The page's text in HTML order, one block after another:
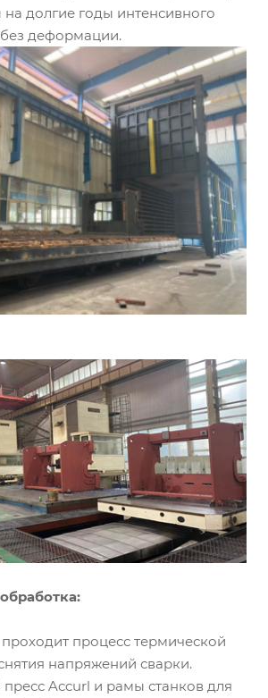
долгие годы интенсивного
деформации.
процесс термической
напряжений сварки.
Accurl и рамы станков для